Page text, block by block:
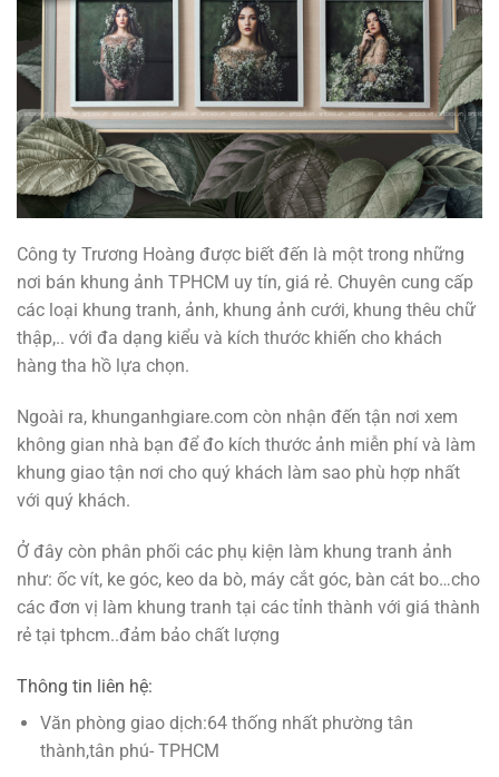
Công ty Trương Hoàng được biết đến là một trong những
nơi bán khung ảnh TPHCM uy tín, giá rẻ. Chuyên cung cấp
các loại khung tranh, ảnh, khung ảnh cưới, khung thêu chữ
thập,.. với đa dạng kiểu và kích thước khiến cho khách
hàng tha hồ lựa chọn.
Ngoài ra, khunganhgiare.com còn nhận đến tận nơi xem
không gian nhà bạn để đo kích thước ảnh miễn phí và làm
khung giao tận nơi cho quý khách làm sao phù hợp nhất
với quý khách.
Ở đây còn phân phối các phụ kiện làm khung tranh ảnh
như: ốc vít, ke góc, keo da bò, máy cắt góc, bàn cát bo…cho
các đơn vị làm khung tranh tại các tỉnh thành với giá thành
rẻ tại tphcm..đảm bảo chất lượng
Thông tin liên hệ:
Văn phòng giao dịch:64 thống nhất phường tân
thành,tân phú- TPHCM